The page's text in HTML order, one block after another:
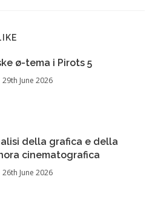
ø-tema i Pirots 5
29th June 2026
della grafica e della
cinematografica
26th June 2026